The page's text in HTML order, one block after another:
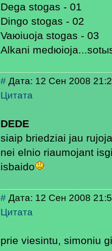
Dega stogas - 01
Dingo stogas - 02
Vaюiuoja stogas - 03
Alkani
# Дата: 12 Сен 2008
Цитата
DEDE
siaip briedziai jau
nei elnio riaumojant
isbaido
# Дата: 12 Сен 2008
Цитата
prie viesintu, simoniu